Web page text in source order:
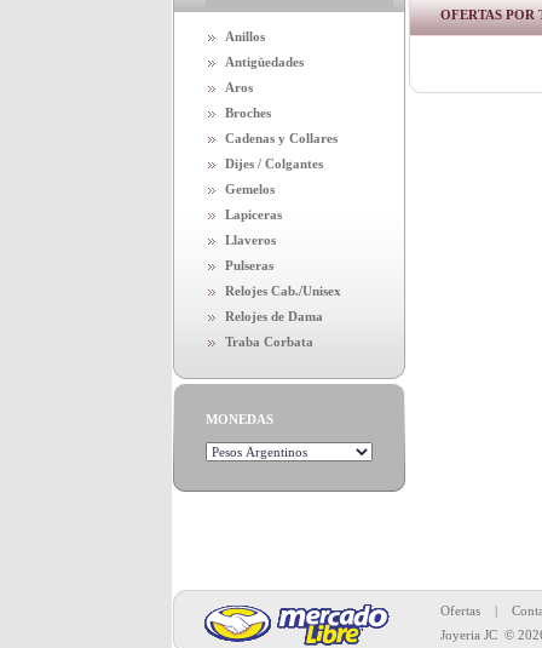
Anillos
Antigüedades
Aros
Broches
Cadenas y Collares
Dijes / Colgantes
Gemelos
Lapiceras
Llaveros
Pulseras
Relojes Cab./Unisex
Relojes de Dama
Traba Corbata
MONEDAS
OFERTAS POR
Ofertas
|
Joyeria JC©